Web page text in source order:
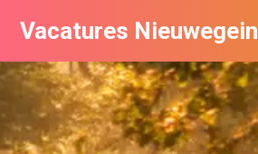
Vacatures Nieuwegein
Vacatures per bedrijf in Nieuwegein